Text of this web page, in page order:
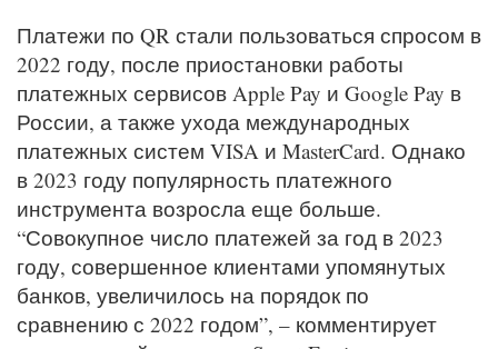
Платежи по QR стали пользоваться спросом в
2022 году, после приостановки работы
платежных сервисов Apple Pay и Google Pay в
России, а также ухода международных
платежных систем VISA и MasterCard. Однако
в 2023 году популярность платежного
инструмента возросла еще больше.
“Совокупное число платежей за год в 2023
году, совершенное клиентами упомянутых
банков, увеличилось на порядок по
сравнению с 2022 годом”, – комментирует